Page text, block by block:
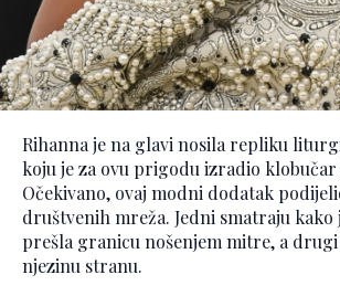
Rihanna je na glavi nosila repliku
koju je za ovu prigodu izradio klobučar
Očekivano, ovaj modni dodatak
društvenih mreža. Jedni smatraju kako
prešla granicu nošenjem mitre, a drugi
njezinu stranu.